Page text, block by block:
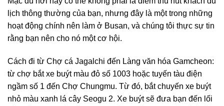
lịch thông thường của bạn, nhưng đây là một trong những
hoạt động chính nên làm ở Busan, và chúng tôi thực sự tin
rằng bạn nên cho nó một cơ hội.
Cách đi từ Chợ cá Jagalchi đến Làng văn hóa Gamcheon:
từ chợ bắt xe buýt màu đỏ số 1003 hoặc tuyến tàu điện
ngầm số 1 đến Chợ Chungmu. Từ đó, bắt chuyến xe buýt
nhỏ màu xanh lá cây Seogu 2. Xe buýt sẽ đưa bạn đến lối